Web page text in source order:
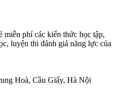
miễn phí các kiến thức học tập,
luyện thi đánh giá năng lực của
Hoà, Cầu Giấy, Hà Nội